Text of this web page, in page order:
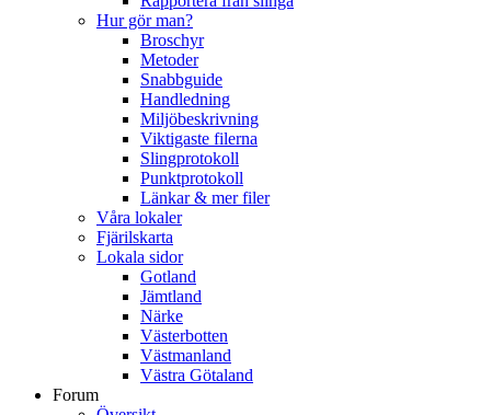
Hur gör man?
Broschyr
Metoder
Snabbguide
Handledning
Miljöbeskrivning
Viktigaste filerna
Slingprotokoll
Punktprotokoll
Länkar & mer filer
Våra lokaler
Fjärilskarta
Lokala sidor
Gotland
Jämtland
Närke
Västerbotten
Västmanland
Västra Götaland
Forum